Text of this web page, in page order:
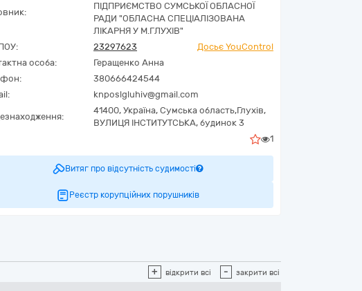
ПІДПРИЄМСТВО СУМСЬКОЇ ОБЛАСНОЇ
РАДИ "ОБЛАСНА СПЕЦІАЛІЗОВАНА
ЛІКАРНЯ У М.ГЛУХІВ"
23297623
Досьє YouControl
особа:
Геращенко Анна
380666424544
knposlgluhiv@gmail.com
41400, Україна, Сумська область,Глухів,
ВУЛИЦЯ ІНСТИТУТСЬКА, будинок 3
1
Витяг про відсутність судимості
Реєстр корупційних порушників
+ відкрити всі - закрити всі